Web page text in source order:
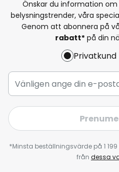
Önskar du information
belysningstrender, våra
Genom att abonnera på
rabatt* på din
Privatkund
*Minsta beställningsvärde på 1
från dessa